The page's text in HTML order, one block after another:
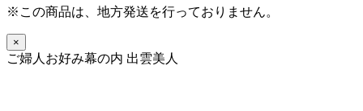
※この商品は、地方発送を行っておりません。
×
ご婦人お好み幕の内 出雲美人